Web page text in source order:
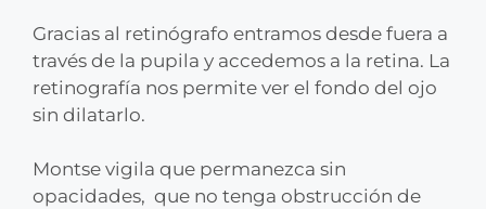
Gracias al retinógrafo entramos desde fuera a
través de la pupila y accedemos a la retina. La
retinografía nos permite ver el fondo del ojo
sin dilatarlo.
Montse vigila que permanezca sin
opacidades, que no tenga obstrucción de